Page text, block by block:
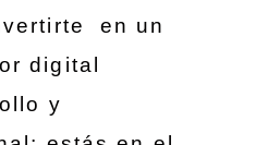
en un
digital
y